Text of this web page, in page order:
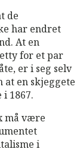
de
har endret
At en
for et par
er i seg selv
en skjeggete
1867.
må være
i